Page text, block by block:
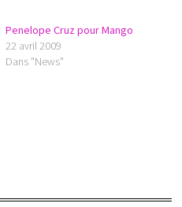
Penelope Cruz pour Mango
22 avril 2009
Dans "News"